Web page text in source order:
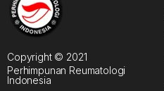
Copyright © 2021
Perhimpunan Reumatologi
Indonesia